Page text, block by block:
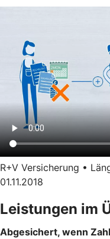
R+V Versicherung •
01.11.2018
Leistungen im
Abgesichert, wenn